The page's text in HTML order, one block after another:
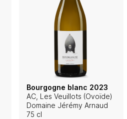
Bourgogne blanc 2023
AC, Les Veuillots (Ovoïde)
Domaine Jérémy Arnaud
75 cl